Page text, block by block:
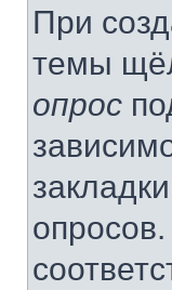
При
темы
опрос